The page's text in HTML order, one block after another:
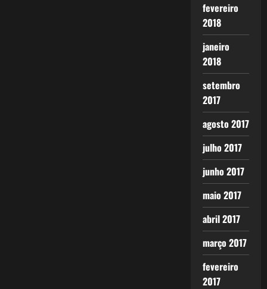
fevereiro
2018
janeiro
2018
setembro
2017
agosto 2017
julho 2017
junho 2017
maio 2017
abril 2017
março 2017
fevereiro
2017